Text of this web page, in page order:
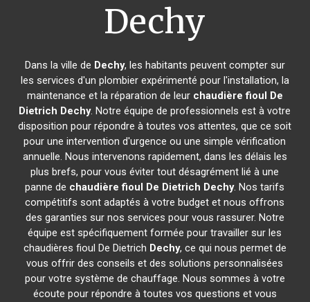
Dechy
Dans la ville de Dechy, les habitants peuvent compter sur
les services d'un plombier expérimenté pour l'installation, la
maintenance et la réparation de leur chaudière fioul De
Dietrich Dechy. Notre équipe de professionnels est à votre
disposition pour répondre à toutes vos attentes, que ce soit
pour une intervention d'urgence ou une simple vérification
annuelle. Nous intervenons rapidement, dans les délais les
plus brefs, pour vous éviter tout désagrément lié à une
panne de chaudière fioul De Dietrich Dechy. Nos tarifs
compétitifs sont adaptés à votre budget et nous offrons
des garanties sur nos services pour vous rassurer. Notre
équipe est spécifiquement formée pour travailler sur les
chaudières fioul De Dietrich Dechy, ce qui nous permet de
vous offrir des conseils et des solutions personnalisées
pour votre système de chauffage. Nous sommes à votre
écoute pour répondre à toutes vos questions et vous